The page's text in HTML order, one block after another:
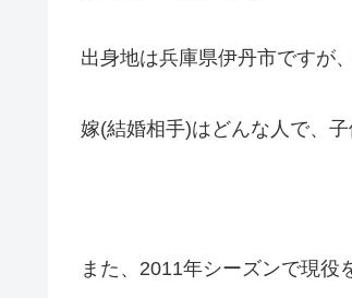
出身地は兵庫県伊丹市ですが
嫁(結婚相手)はどんな人で、
また、2011年シーズンで現役